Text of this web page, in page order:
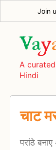
Join
A
Hindi
चाट
परांठे